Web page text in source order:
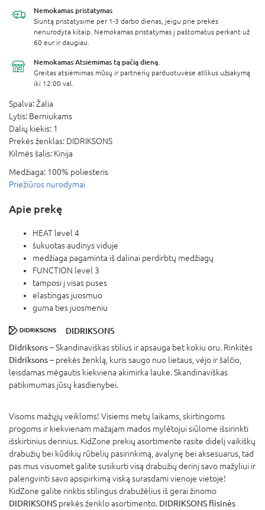
Nemokamas pristatymas
Siuntą pristatysime per 1-3 darbo dienas, jeigu prie prekės
nenurodyta kitaip. Nemokamas pristatymas į paštomatus perkant už
60 eur ir daugiau.
Nemokamas Atsiėmimas tą pačią dieną.
Greitas atsiėmimas mūsų ir partnerių parduotuvėse atlikus užsakymą
iki 12:00 val.
Spalva:Žalia
Lytis: Berniukams
Dalių kiekis: 1
Prekės ženklas: DIDRIKSONS
Kilmės šalis: Kinija
Medžiaga: 100% poliesteris
Priežiūros nurodymai
Apie prekę
HEAT level 4
šukuotas audinys viduje
medžiaga pagaminta iš dalinai perdirbtų medžiagų
FUNCTION level 3
tamposi į visas puses
elastingas juosmuo
guma ties juosmeniu
DIDRIKSONS
Didriksons– Skandinaviškas stilius ir apsauga bet kokiu oru. Rinkitės
Didriksons– prekės ženklą, kuris saugo nuo lietaus, vėjo ir šalčio,
leisdamas mėgautis kiekviena akimirka lauke. Skandinaviškas
patikimumas jūsų kasdienybei.
Visoms mažųjų veikloms! Visiems metų laikams, skirtingoms
progoms ir kiekvienam mažajam mados mylėtojui siūlome išsirinkti
išskirtinius derinius. KidZone prekių asortimente rasite didelį vaikiškų
drabužių bei kūdikių rūbelių pasirinkimą, avalynę bei aksesuarus, tad
pas mus visuomet galite susikurti visą drabužių derinį savo mažyliui ir
palengvinti savo apsipirkimą viską surasdami vienoje vietoje!
KidZone galite rinktis stilingus drabužėlius iš gerai žinomo
DIDRIKSONS prekės ženklo asortimento. DIDRIKSONS flisinės